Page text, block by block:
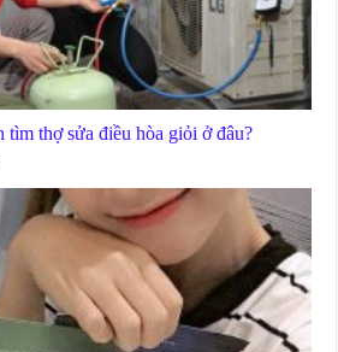
thợ sửa điều hòa giỏi ở đâu?